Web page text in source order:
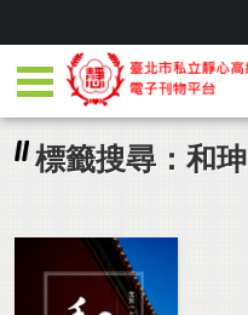
標籤搜尋：和珅